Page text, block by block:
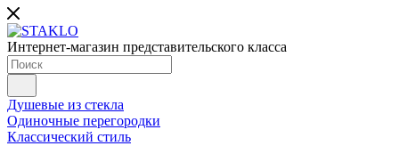
Интернет-магазин представительского класса
Душевые из стекла
Одиночные перегородки
Классический стиль